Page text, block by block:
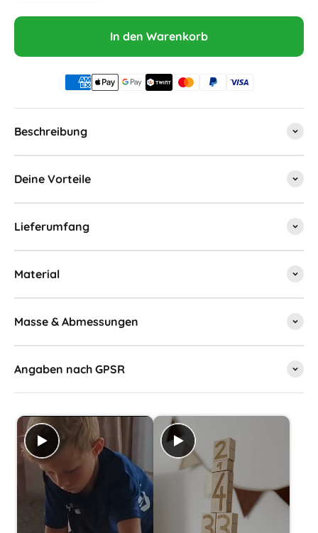
In den Warenkorb
Beschreibung
Deine Vorteile
Lieferumfang
Material
Masse & Abmessungen
Angaben nach GPSR